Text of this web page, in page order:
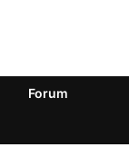
Forum